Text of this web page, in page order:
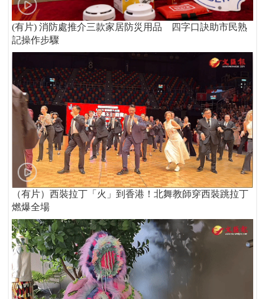
(有片) 消防處推介三款家居防災用品 四字口訣助市民熟
記操作步驟
（有片）西裝拉丁「火」到香港！北舞教師穿西裝跳拉丁
燃爆全場